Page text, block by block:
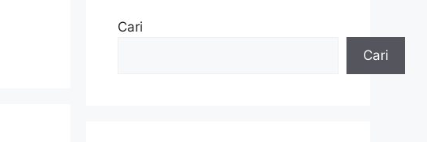
Cari
Cari